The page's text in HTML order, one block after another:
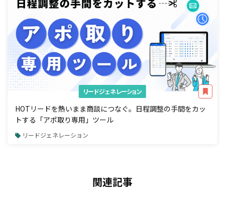
リードジェネレーション
HOTリードを熱いまま商談につなぐ。日程調整の手間をカッ
トする「アポ取り専用」ツール
リードジェネレーション
関連記事